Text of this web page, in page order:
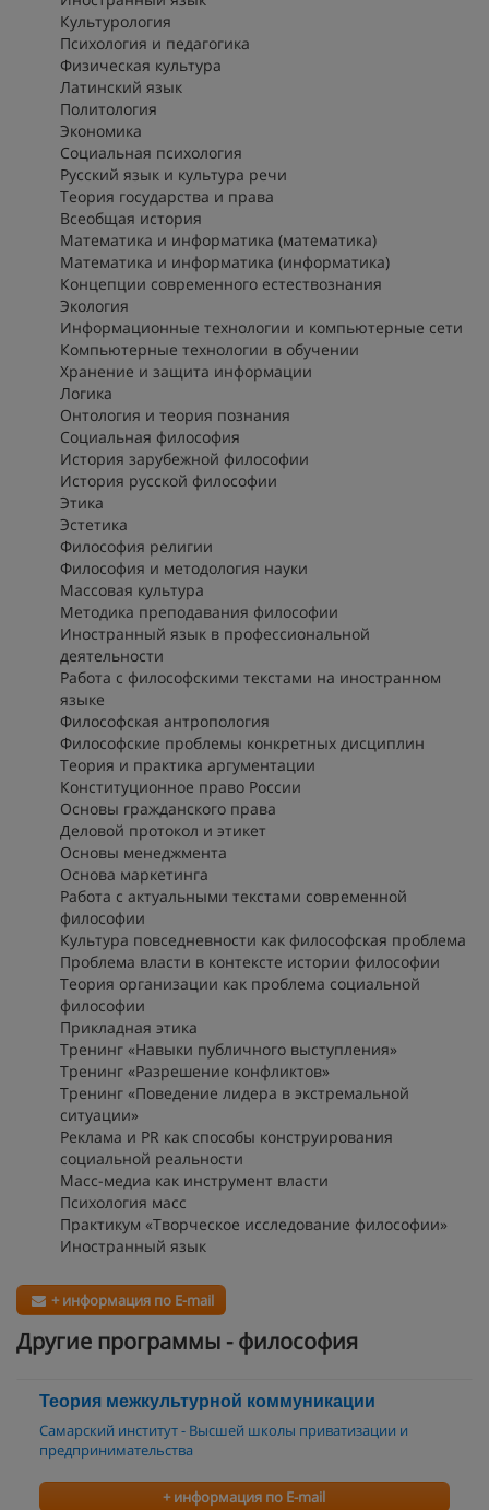
Культурология
Психология и педагогика
Физическая культура
Латинский язык
Политология
Экономика
Социальная психология
Русский язык и культура речи
Теория государства и права
Всеобщая история
Математика и информатика (математика)
Математика и информатика (информатика)
Концепции современного естествознания
Экология
Информационные технологии и компьютерные сети
Компьютерные технологии в обучении
Хранение и защита информации
Логика
Онтология и теория познания
Социальная философия
История зарубежной философии
История русской философии
Этика
Эстетика
Философия религии
Философия и методология науки
Массовая культура
Методика преподавания философии
Иностранный язык в профессиональной
деятельности
Работа с философскими текстами на иностранном
языке
Философская антропология
Философские проблемы конкретных дисциплин
Теория и практика аргументации
Конституционное право России
Основы гражданского права
Деловой протокол и этикет
Основы менеджмента
Основа маркетинга
Работа с актуальными текстами современной
философии
Культура повседневности как философская проблема
Проблема власти в контексте истории философии
Теория организации как проблема социальной
философии
Прикладная этика
Тренинг «Навыки публичного выступления»
Тренинг «Разрешение конфликтов»
Тренинг «Поведение лидера в экстремальной
ситуации»
Реклама и PR как способы конструирования
социальной реальности
Масс-медиа как инструмент власти
Психология масс
Практикум «Творческое исследование философии»
Иностранный язык
+ информация по E-mail
Другие программы - философия
Теория межкультурной коммуникации
Самарский институт - Высшей школы приватизации и
предпринимательства
+ информация по E-mail